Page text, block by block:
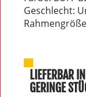
Geschlecht:
LIEFERBAR
GERINGE